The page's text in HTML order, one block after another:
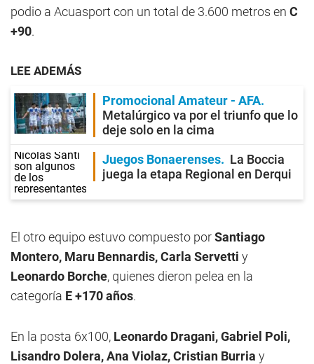
podio a Acuasport con un total de 3.600 metros en C
+90.
LEE ADEMÁS
Promocional Amateur - AFA
Metalúrgico va por el triunfo que lo
deje solo en la cima
Juegos Bonaerenses
La Boccia
juega la etapa Regional en Derqui
El otro equipo estuvo compuesto porSantiago
Montero, Maru Bennardis, Carla Servetti y
Leonardo Borche, quienes dieron pelea en la
categoría E +170 años.
En la posta 6x100, Leonardo Dragani, Gabriel Poli,
Lisandro Dolera, Ana Violaz, Cristian Burria y